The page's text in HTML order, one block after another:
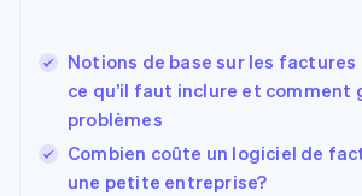
Notions de base sur les
ce qu’il faut inclure et comment
problèmes
Combien coûte un logiciel de
une petite entreprise?
EnglishSvenska
France
Français
Gibraltar
English
Grèce